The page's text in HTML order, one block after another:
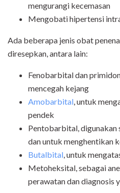
mengurangi kecemasan
Mengobati hipertensi
Ada beberapa jenis obat
diresepkan, antara lain:
Fenobarbital dan
mencegah kejang
Amobarbital, untuk
pendek
Pentobarbital, digunakan
dan untuk menghentikan
Butalbital, untuk
Metoheksital, sebagai
perawatan dan diagnosis